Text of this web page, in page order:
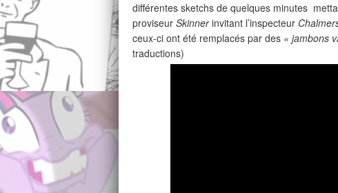
différentes sketchs de quelques minutes
proviseur Skinnerinvitant l’inspecteur
ceux-ci ont été remplacés par des « jambons
traductions)